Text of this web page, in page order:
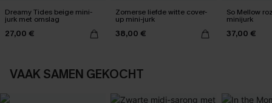
Dreamy Tides beige mini-
jurk met omslag
27,00 €
Zomerse liefde witte cover-
up mini-jurk
38,00 €
So Mellow
minijurk
37,00 €
VAAK SAMEN GEKOCHT